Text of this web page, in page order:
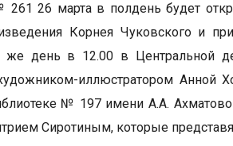
261 26 марта в полдень будет
Корнея Чуковского и
же день в 12.00 в Центральной
иллюстратором Анной
№ 197 имени А.А.
Сиротиным, которые